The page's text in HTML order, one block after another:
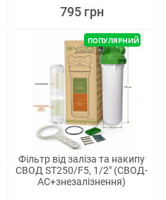
795 грн
ПОПУЛЯРНИЙ
Фільтр від заліза та накипу
СВОД ST250/F5, 1/2" (СВОД-
АС+знезалізнення)